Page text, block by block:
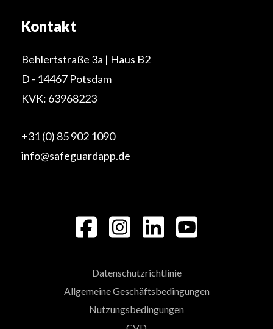
Kontakt
Behlertstraße 3a | Haus B2
D - 14467 Potsdam
KVK: 63968223
+31 (0) 85 902 1090
info@safeguardapp.de
Datenschutzrichtlinie
Allgemeine Geschäftsbedingungen
Nutzungsbedingungen